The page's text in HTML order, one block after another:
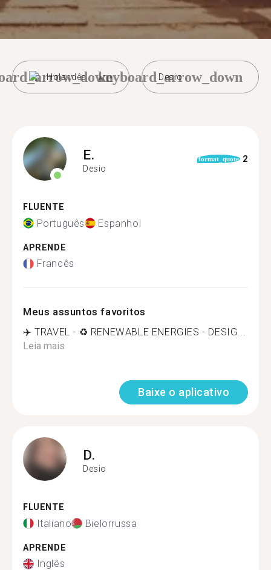
Holandês Desio
keyboard_arrow_down
E.
Desio
format_quote 2
FLUENTE
Português Espanhol
APRENDE
Francês
Meus assuntos favoritos
✈️ TRAVEL - ♻️ RENEWABLE ENERGIES - DESIG...
Leia mais
Baixe o aplicativo
D.
Desio
FLUENTE
Italiano Bielorrussa
APRENDE
Inglês